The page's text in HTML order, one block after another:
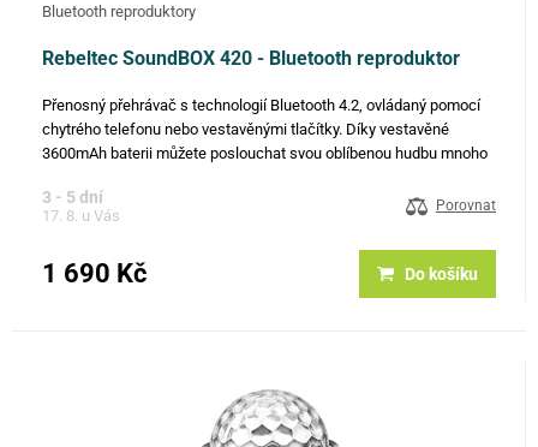
Bluetooth reproduktory
Rebeltec SoundBOX 420 - Bluetooth reproduktor
Přenosný přehrávač s technologií Bluetooth 4.2, ovládaný pomocí
chytrého telefonu nebo vestavěnými tlačítky. Díky vestavěné
3600mAh baterii můžete poslouchat svou oblíbenou hudbu mnoho
3 - 5 dní
17. 8. u Vás
Porovnat
1 690 Kč Do košíku